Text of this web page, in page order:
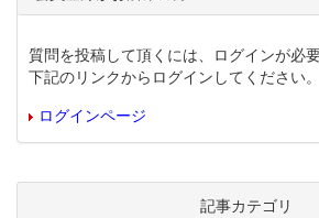
質問を投稿して頂くには、ログインが必要
下記のリンクからログインしてください。
ログインページ
記事カテゴリ